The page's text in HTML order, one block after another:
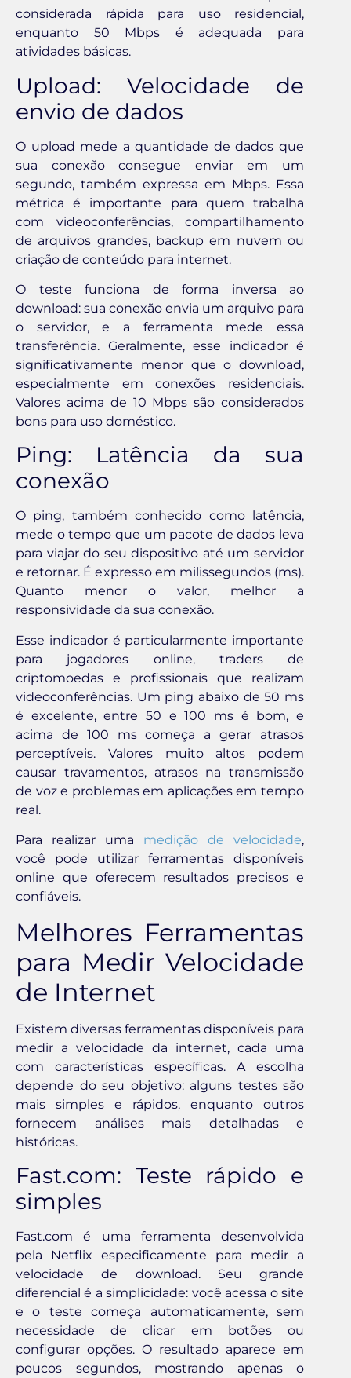
considerada rápida para uso residencial,
enquanto 50 Mbps é adequada para
atividades básicas.
Upload: Velocidade de
envio de dados
O upload mede a quantidade de dados que
sua conexão consegue enviar em um
segundo, também expressa em Mbps. Essa
métrica é importante para quem trabalha
com videoconferências, compartilhamento
de arquivos grandes, backup em nuvem ou
criação de conteúdo para internet.
O teste funciona de forma inversa ao
download: sua conexão envia um arquivo para
o servidor, e a ferramenta mede essa
transferência. Geralmente, esse indicador é
significativamente menor que o download,
especialmente em conexões residenciais.
Valores acima de 10 Mbps são considerados
bons para uso doméstico.
Ping: Latência da sua
conexão
O ping, também conhecido como latência,
mede o tempo que um pacote de dados leva
para viajar do seu dispositivo até um servidor
e retornar. É expresso em milissegundos (ms).
Quanto menor o valor, melhor a
responsividade da sua conexão.
Esse indicador é particularmente importante
para jogadores online, traders de
criptomoedas e profissionais que realizam
videoconferências. Um ping abaixo de 50 ms
é excelente, entre 50 e 100 ms é bom, e
acima de 100 ms começa a gerar atrasos
perceptíveis. Valores muito altos podem
causar travamentos, atrasos na transmissão
de voz e problemas em aplicações em tempo
real.
Para realizar uma medição de velocidade,
você pode utilizar ferramentas disponíveis
online que oferecem resultados precisos e
confiáveis.
Melhores Ferramentas
para Medir Velocidade
de Internet
Existem diversas ferramentas disponíveis para
medir a velocidade da internet, cada uma
com características específicas. A escolha
depende do seu objetivo: alguns testes são
mais simples e rápidos, enquanto outros
fornecem análises mais detalhadas e
históricas.
Fast.com: Teste rápido e
simples
Fast.com é uma ferramenta desenvolvida
pela Netflix especificamente para medir a
velocidade de download. Seu grande
diferencial é a simplicidade: você acessa o site
e o teste começa automaticamente, sem
necessidade de clicar em botões ou
configurar opções. O resultado aparece em
poucos segundos, mostrando apenas o